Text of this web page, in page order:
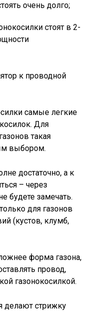
очень долго;
стоят в 2-
самые легкие
Для
такая
выбором.
достаточно, а к
– через
будете замечать.
для газонов
(кустов, клумб,
форма газона,
провод,
газонокосилкой.
делают стрижку